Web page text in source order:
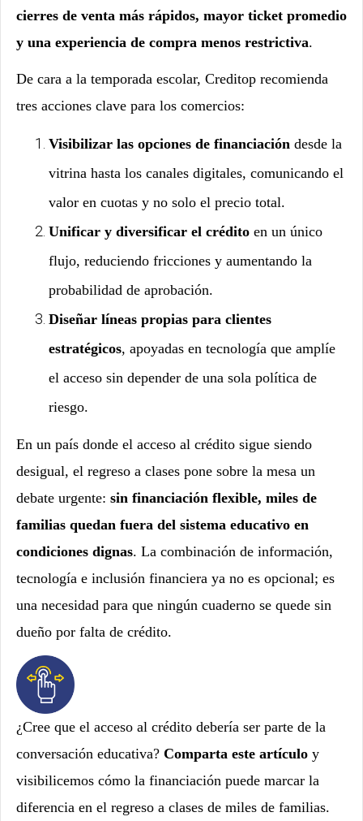
cierres de venta más rápidos, mayor ticket promedio
y una experiencia de compra menos restrictiva.
De cara a la temporada escolar, Creditop recomienda
tres acciones clave para los comercios:
Visibilizar las opciones de financiación desde la
vitrina hasta los canales digitales, comunicando el
valor en cuotas y no solo el precio total.
Unificar y diversificar el crédito en un único
flujo, reduciendo fricciones y aumentando la
probabilidad de aprobación.
Diseñar líneas propias para clientes
estratégicos, apoyadas en tecnología que amplíe
el acceso sin depender de una sola política de
riesgo.
En un país donde el acceso al crédito sigue siendo
desigual, el regreso a clases pone sobre la mesa un
debate urgente: sin financiación flexible, miles de
familias quedan fuera del sistema educativo en
condiciones dignas. La combinación de información,
tecnología e inclusión financiera ya no es opcional; es
una necesidad para que ningún cuaderno se quede sin
dueño por falta de crédito.
¿Cree que el acceso al crédito debería ser parte de la
conversación educativa? Comparta este artículo y
visibilicemos cómo la financiación puede marcar la
diferencia en el regreso a clases de miles de familias.